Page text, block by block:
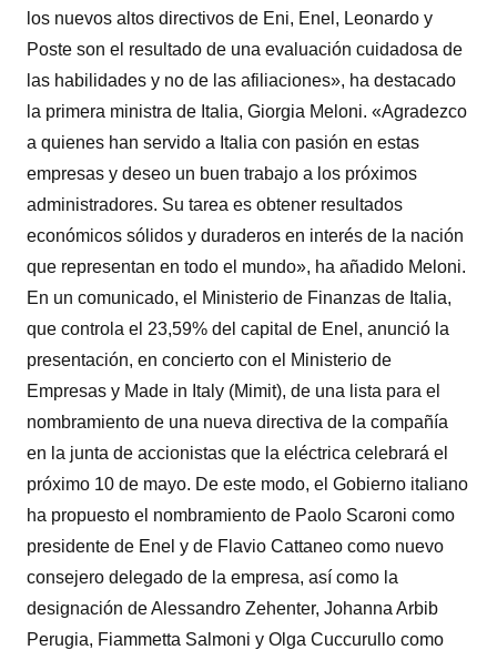
los nuevos altos directivos de Eni, Enel, Leonardo y
Poste son el resultado de una evaluación cuidadosa de
las habilidades y no de las afiliaciones», ha destacado
la primera ministra de Italia, Giorgia Meloni. «Agradezco
a quienes han servido a Italia con pasión en estas
empresas y deseo un buen trabajo a los próximos
administradores. Su tarea es obtener resultados
económicos sólidos y duraderos en interés de la nación
que representan en todo el mundo», ha añadido Meloni.
En un comunicado, el Ministerio de Finanzas de Italia,
que controla el 23,59% del capital de Enel, anunció la
presentación, en concierto con el Ministerio de
Empresas y Made in Italy (Mimit), de una lista para el
nombramiento de una nueva directiva de la compañía
en la junta de accionistas que la eléctrica celebrará el
próximo 10 de mayo. De este modo, el Gobierno italiano
ha propuesto el nombramiento de Paolo Scaroni como
presidente de Enel y de Flavio Cattaneo como nuevo
consejero delegado de la empresa, así como la
designación de Alessandro Zehenter, Johanna Arbib
Perugia, Fiammetta Salmoni y Olga Cuccurullo como